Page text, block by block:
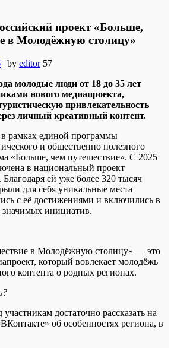
проект «Больше,
в Молодёжную столицу»
| by editor 57
молодые люди от 18 до 35 лет
нового медиапроекта,
привлекательность
личный креативный контент.
в рамках единой программы
и общественно полезного
«Больше, чем путешествие». С 2025
в национальный проект
ей уже более 320 тысяч
для себя уникальные места
с её достижениями и включились в
значимых инициатив.
в Молодёжную столицу» — это
который вовлекает молодёжь
контента о родных регионах.
достаточно рассказать на
об особенностях региона, в